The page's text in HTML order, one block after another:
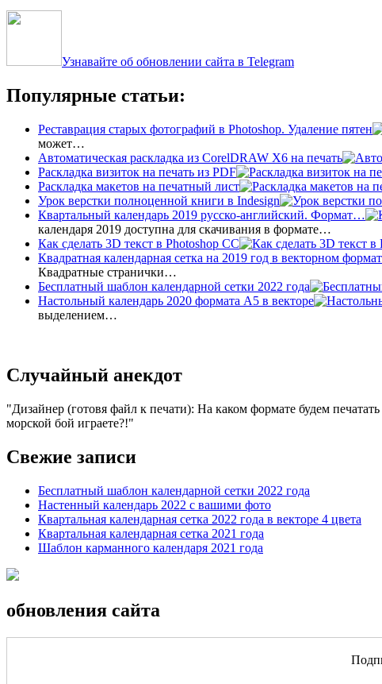
Узнавайте об обновлении сайта в Telegram
Популярные статьи:
Реставрация старых фотографий в Photoshop. Удаление пятен
может…
Автоматическая раскладка из CorelDRAW X6 на печать
Раскладка визиток на печать из PDF
Раскладка макетов на печатный лист
Урок верстки полноценной книги в Indesign
Квартальный календарь 2019 русско-английский. Формат…
календаря 2019 доступна для скачивания в формате…
Как сделать 3D текст в Photoshop CC
Квадратная календарная сетка на 2019 год в векторном
Квадратные странички…
Бесплатный шаблон календарной сетки 2022 года
Настольный календарь 2020 формата А5 в векторе
выделением…
Случайный анекдот
Дизайнер (готовя файл к печати): На каком формате будем
морской бой играете?!
Свежие записи
Бесплатный шаблон календарной сетки 2022 года
Настенный календарь 2022 с вашими фото
Квартальная календарная сетка 2022 года в векторе 4 цвета
Квартальная календарная сетка 2021 года
Шаблон карманного календаря 2021 года
обновления сайта